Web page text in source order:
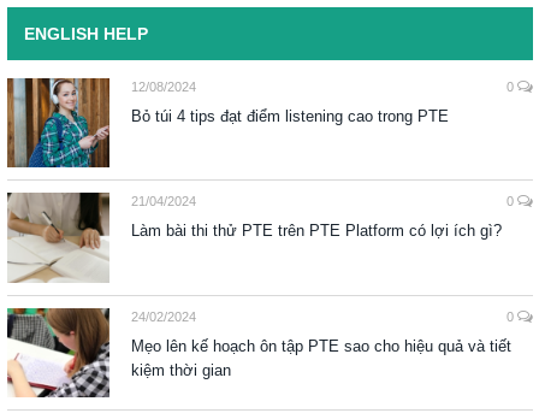
ENGLISH HELP
12/08/2024 0
Bỏ túi 4 tips đạt điểm listening cao trong PTE
21/04/2024 0
Làm bài thi thử PTE trên PTE Platform có lợi ích gì?
24/02/2024 0
Mẹo lên kế hoạch ôn tập PTE sao cho hiệu quả và tiết
kiệm thời gian